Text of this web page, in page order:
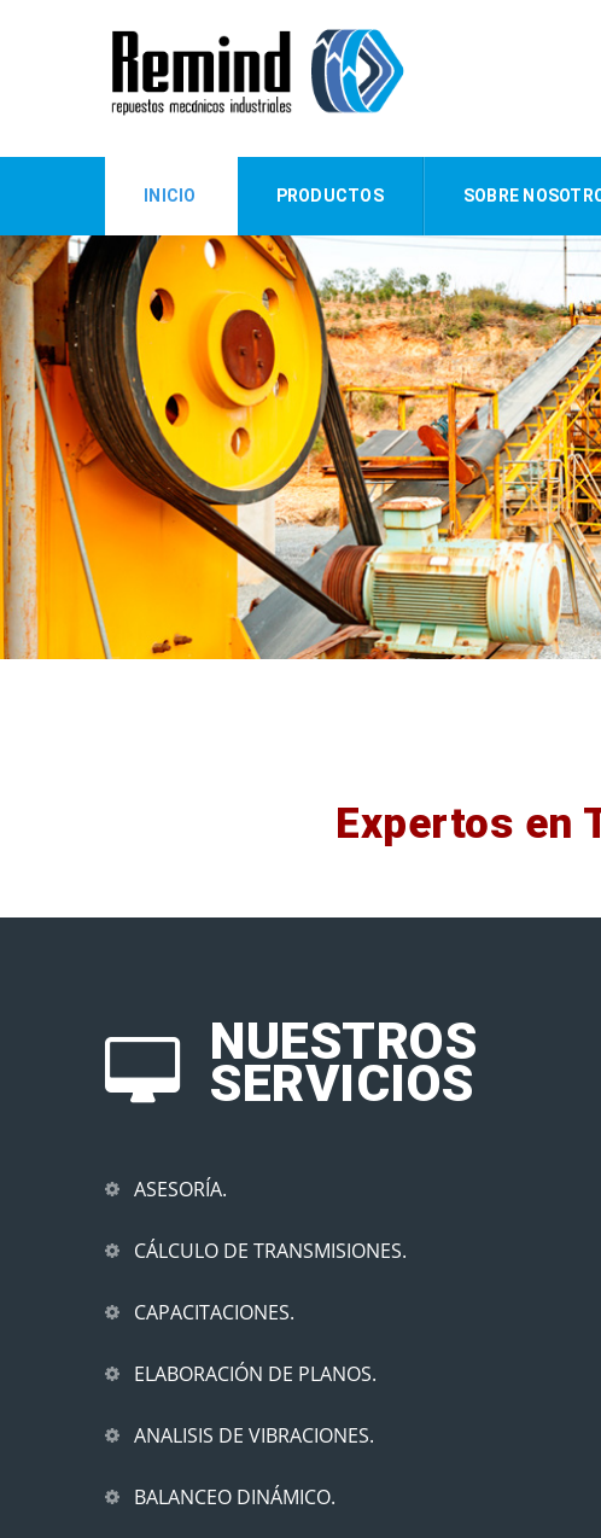
INICIO PRODUCTOS SOBRE
Expertos en
NUESTROS
SERVICIOS
ASESORÍA.
CÁLCULO DE TRANSMISIONES.
CAPACITACIONES.
ELABORACIÓN DE PLANOS.
ANALISIS DE VIBRACIONES.
BALANCEO DINÁMICO.